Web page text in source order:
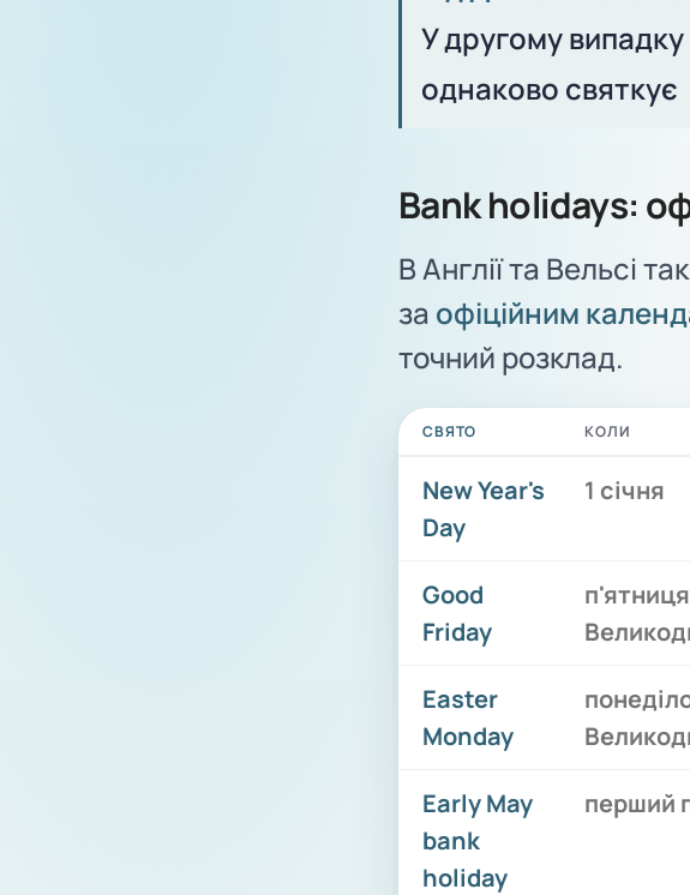
У другому
однаково святкує
Bank holidays:
В Англії та Вельсі
за офіційним
точний розклад.
СВЯТО КОЛИ
New Year's
Day
1 січня
Good
Friday
Easter
Monday
Early May
bank
holiday
перший